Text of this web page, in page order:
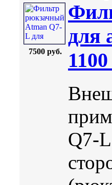
7500 руб.
для
Q7-